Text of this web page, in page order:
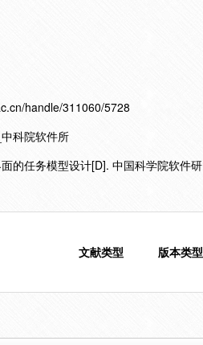
handle/311060/5728
科院软件所
的任务模型设计[D]. 中国科学院软件
文献类型 版本类型